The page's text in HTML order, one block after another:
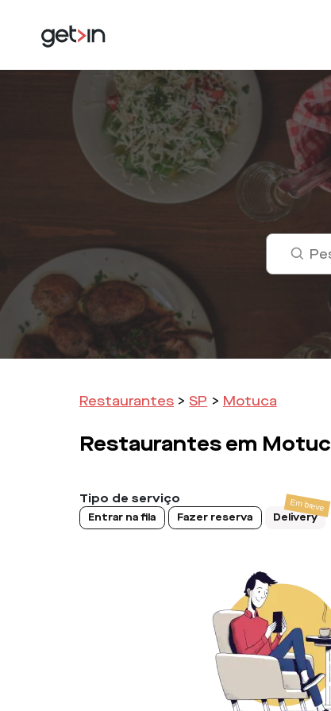
Restaurantes > SP > Motuca
Restaurantes em
Tipo de serviço
Entrar na fila Fazer reserva Delivery